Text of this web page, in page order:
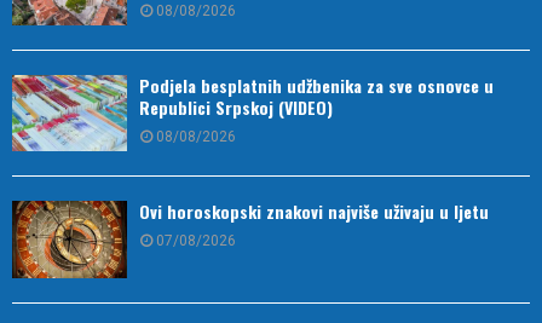
08/08/2026
Podjela besplatnih udžbenika za sve osnovce u
Republici Srpskoj (VIDEO)
08/08/2026
Ovi horoskopski znakovi najviše uživaju u ljetu
07/08/2026